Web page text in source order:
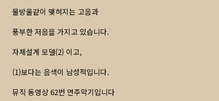
물방울같이 맺혀지는 고음과
풍부한 저음을 가지고 있습니다.
자체설계 모델(2) 이고,
(1)보다는 음색이 남성적입니다.
뮤직 동영상 62번 연주악기입니다